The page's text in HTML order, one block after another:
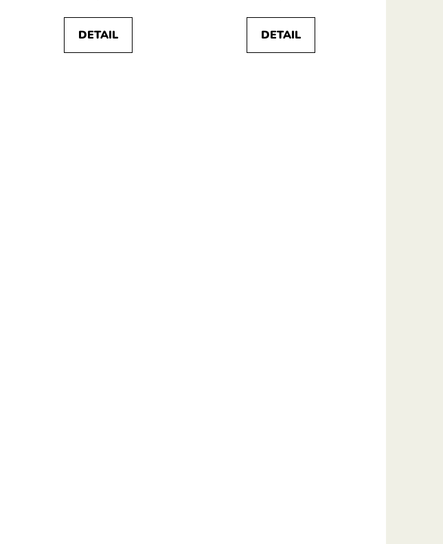
DETAIL DETAIL